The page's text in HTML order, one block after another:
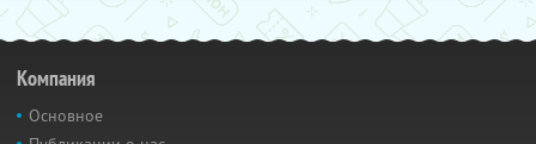
Компания
Основное